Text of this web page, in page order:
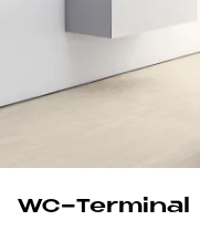
WC-Ter­mi­nal